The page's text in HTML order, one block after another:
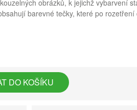
obrázků, k jejichž vybarvení
barevné tečky, které po rozetření
DO KOŠÍKU